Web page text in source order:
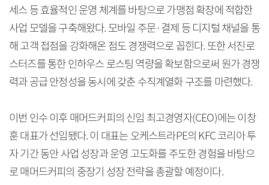
세스 등 효율적인 운영 체계를 바탕으로 가맹점 확장에 적합한
사업 모델을 구축해왔다. 모바일 주문·결제 등 디지털 채널을 통
해 고객 접점을 강화해온 점도 경쟁력으로 꼽힌다. 또한 서진로
스터즈를 통한 인하우스 로스팅 역량을 확보함으로써 원가 경쟁
력과 공급 안정성을 동시에 갖춘 수직계열화 구조를 마련했다.
이번 인수 이후 매머드커피의 신임 최고경영자(CEO)에는 이창
훈 대표가 선임됐다. 이 대표는 오케스트라PE의 KFC 코리아 투
자 기간 동안 사업 성장과 운영 고도화를 주도한 경험을 바탕으
로 매머드커피의 중장기 성장 전략을 총괄할 예정이다.